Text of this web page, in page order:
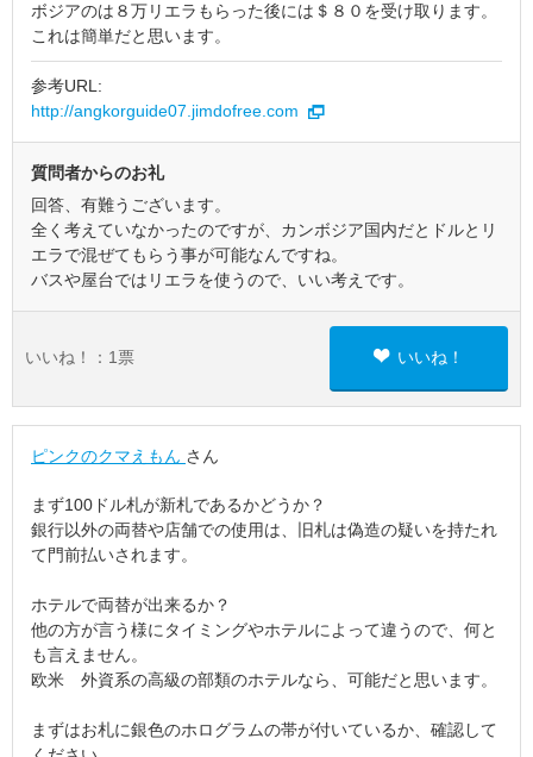
ボジアのは８万リエラもらった後には＄８０を受け取ります。
これは簡単だと思います。
参考URL:
http://angkorguide07.jimdofree.com
質問者からのお礼
回答、有難うございます。
全く考えていなかったのですが、カンボジア国内だとドルとリ
エラで混ぜてもらう事が可能なんですね。
バスや屋台ではリエラを使うので、いい考えです。
いいね！： 1 票 いいね！
ピンクのクマえもん さん
まず100ドル札が新札であるかどうか？
銀行以外の両替や店舗での使用は、旧札は偽造の疑いを持たれ
て門前払いされます。
ホテルで両替が出来るか？
他の方が言う様にタイミングやホテルによって違うので、何と
も言えません。
欧米 外資系の高級の部類のホテルなら、可能だと思います。
まずはお札に銀色のホログラムの帯が付いているか、確認して